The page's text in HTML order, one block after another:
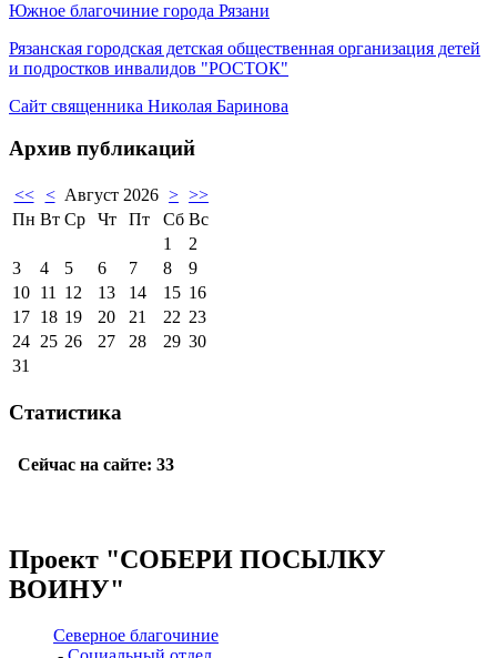
Южное благочиние города Рязани
Рязанская городская детская общественная организация детей
и подростков инвалидов "РОСТОК"
Сайт священника Николая Баринова
Архив публикаций
<< < Август 2026 > >>
Пн Вт Ср Чт Пт Сб Вс
1
2
3
4 5 6 7 8
9
10 11 12 13 14 15 16
17 18 19 20 21 22 23
24 25 26 27 28 29 30
31
Статистика
Проект "СОБЕРИ ПОСЫЛКУ
ВОИНУ"
Северное благочиние